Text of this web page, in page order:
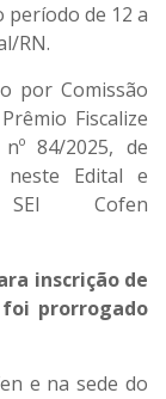
período de 12 a
RN.
por Comissão
Fiscalize
84/2025, de
neste Edital e
Cofen
inscrição de
foi prorrogado
e na sede do